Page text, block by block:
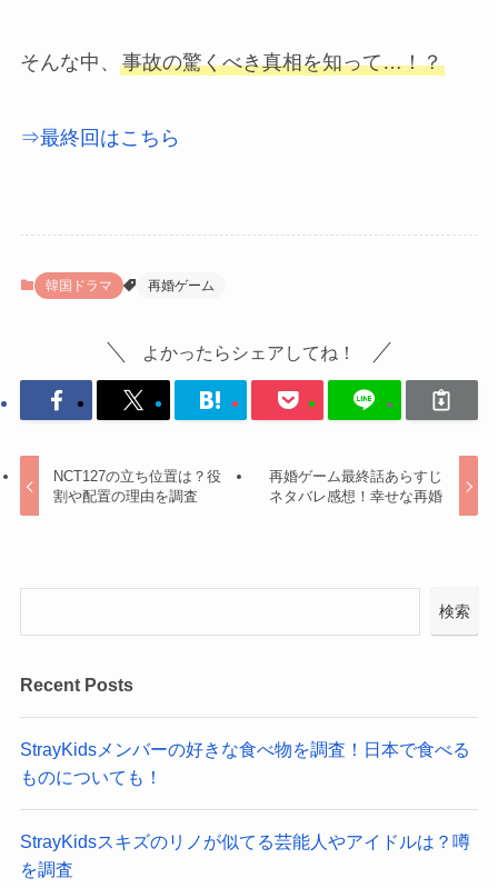
そんな中、 事故の驚くべき真相を知って…！？
⇒最終回はこちら
韓国ドラマ 再婚ゲーム
よかったらシェアしてね！
NCT127の立ち位置は？役
割や配置の理由を調査
再婚ゲーム最終話あらすじ
ネタバレ感想！幸せな再婚
検索
Recent Posts
StrayKidsメンバーの好きな食べ物を調査！日本で食べる
ものについても！
StrayKidsスキズのリノが似てる芸能人やアイドルは？噂
を調査